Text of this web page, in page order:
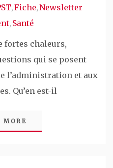
,Fiche,Newsletter
, Santé
fortes chaleurs,
qui se posent
l’administration et aux
Qu’en est-il
MORE